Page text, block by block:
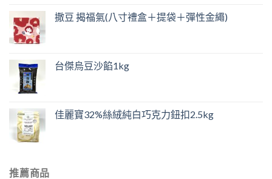
撒豆 揭福氣(八寸禮盒＋提袋＋彈性金繩)
台傑烏豆沙餡1kg
佳麗寶32%絲絨純白巧克力鈕扣2.5kg
推薦商品